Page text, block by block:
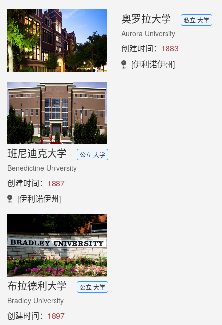
奥罗拉大学 私立 大学
Aurora University
创建时间： 1883
[伊利诺伊州]
班尼迪克大学 公立 大学
Benedictine University
创建时间： 1887
[伊利诺伊州]
布拉德利大学 公立 大学
Bradley University
创建时间： 1897